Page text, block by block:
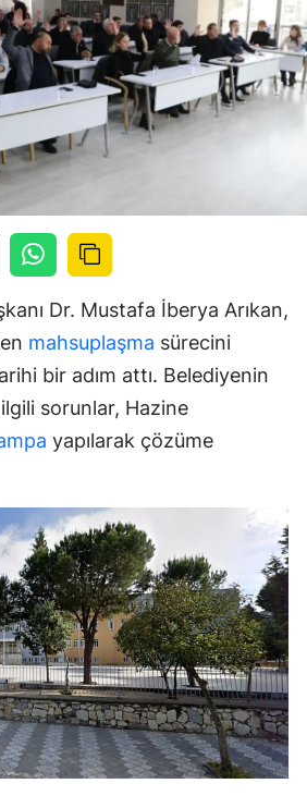
Dr. Mustafa İberya Arıkan,
mahsuplaşma sürecini
bir adım attı. Belediyenin
sorunlar, Hazine
yapılarak çözüme